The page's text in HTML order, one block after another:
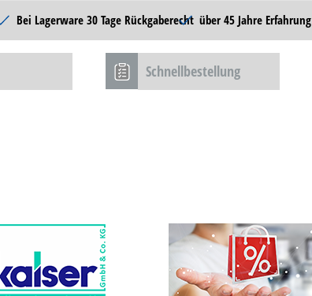
Bei Lagerware 30 Tage Rückgaberecht über 45 Jahre Erfahrung
Schnellbestellung